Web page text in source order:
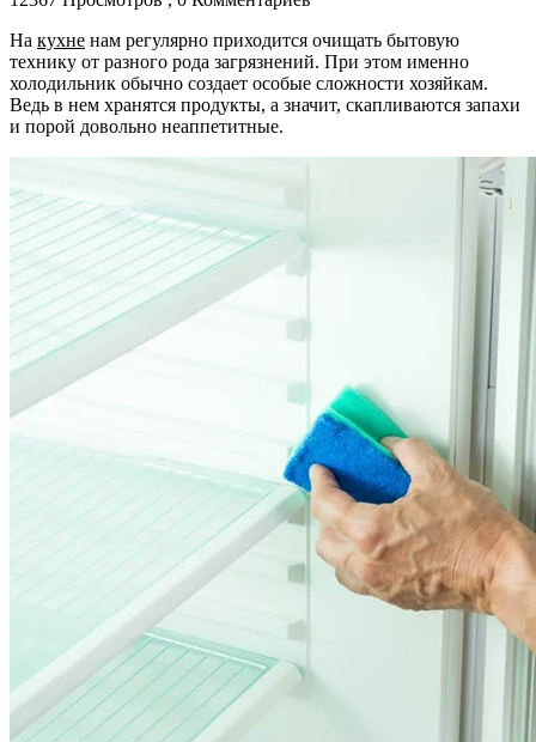
На кухне нам регулярно приходится очищать бытовую
технику от разного рода загрязнений. При этом именно
холодильник обычно создает особые сложности хозяйкам.
Ведь в нем хранятся продукты, а значит, скапливаются запахи
и порой довольно неаппетитные.